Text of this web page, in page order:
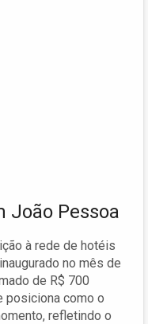
João Pessoa
à rede de hotéis
no mês de
de R$ 700
posiciona como o
refletindo o